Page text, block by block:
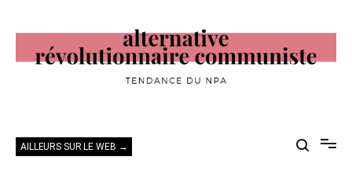
contenu
AILLEURS SUR LE WEB →